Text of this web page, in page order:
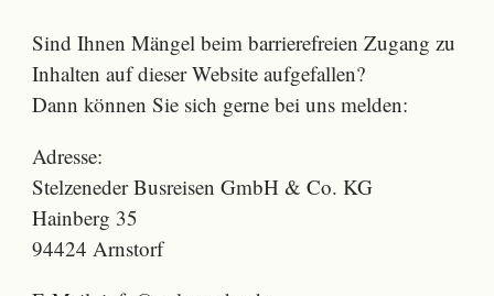
Sind Ihnen Mängel beim barrierefreien Zugang zu
Inhalten auf dieser Website aufgefallen?
Dann können Sie sich gerne bei uns melden:
Adresse:
Stelzeneder Busreisen GmbH & Co. KG
Hainberg 35
94424 Arnstorf